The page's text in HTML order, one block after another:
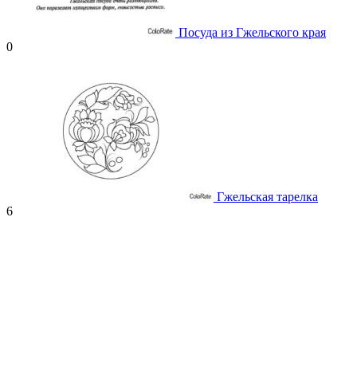
Посуда из Гжельского края
0
Гжельская тарелка
6